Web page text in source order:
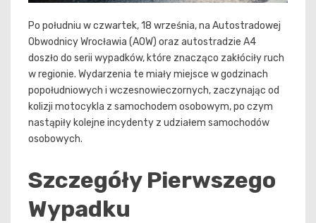
Po południu w czwartek, 18 września, na Autostradowej
Obwodnicy Wrocławia (AOW) oraz autostradzie A4
doszło do serii wypadków, które znacząco zakłóciły ruch
w regionie. Wydarzenia te miały miejsce w godzinach
popołudniowych i wczesnowieczornych, zaczynając od
kolizji motocykla z samochodem osobowym, po czym
nastąpiły kolejne incydenty z udziałem samochodów
osobowych.
Szczegóły Pierwszego
Wypadku